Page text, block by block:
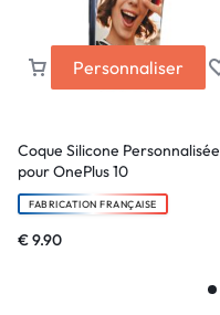
Personnaliser
Coque Silicone Personnalisée
pour OnePlus 10
FABRICATION FRANÇAISE
€9.90